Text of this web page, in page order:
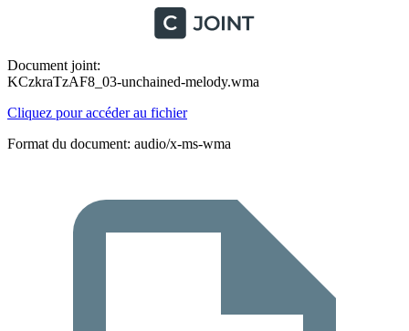
Document joint:
KCzkraTzAF8_03-unchained-melody.wma
Cliquez pour accéder au fichier
Format du document: audio/x-ms-wma